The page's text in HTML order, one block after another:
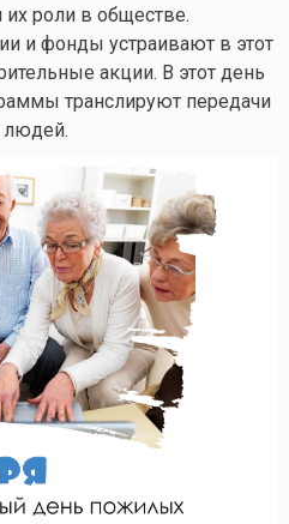
роли в обществе.
и фонды устраивают в этот
акции. В этот день
транслируют передачи
людей.